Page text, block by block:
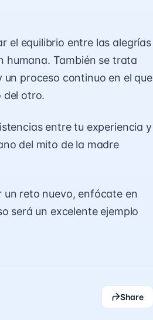
el equilibrio entre las alegrías
humana. También se trata
proceso continuo en el que
del otro.
entre tu experiencia y
del mito de la madre
reto nuevo, enfócate en
será un excelente ejemplo
Share